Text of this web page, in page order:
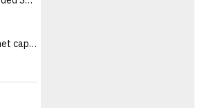
Comfortabele trui met capuchon